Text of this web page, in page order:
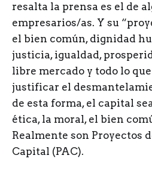
resalta la prensa es el de
empresarios/as. Y su
el bien común, dignidad
justicia, igualdad,
libre mercado y todo lo
justificar el
de esta forma, el capital
ética, la moral, el bien
Realmente son Proyectos
Capital (PAC).